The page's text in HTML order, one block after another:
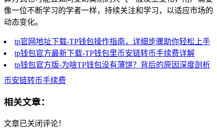
像一位不断学习的学者一样，持续关注和学习，以适应市场的
动态变化。
tp官网地址下载-TP钱包操作指南，详细步骤助你轻松上手
tp钱包官方最新下载-TP钱包里币安链转币手续费详解
tp钱包官方版-为啥TP钱包没有薄饼？背后的原因深度剖析
币安链转币手续费
相关文章：
文章已关闭评论！